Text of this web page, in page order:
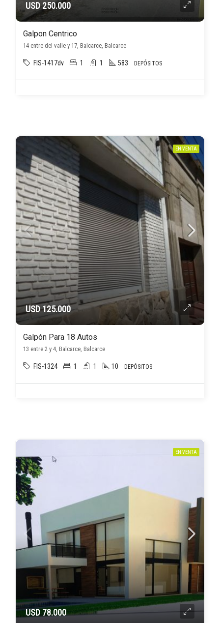
USD 250.000
Galpon Centrico
14 entre del valle y 17, Balcarce, Balcarce
FIS-1417dv 1 1 583 DEPÓSITOS
EN VENTA
USD 125.000
Galpón Para 18 Autos
13 entre 2 y 4, Balcarce, Balcarce
FIS-1324 1 1 10 DEPÓSITOS
EN VENTA
USD 78.000